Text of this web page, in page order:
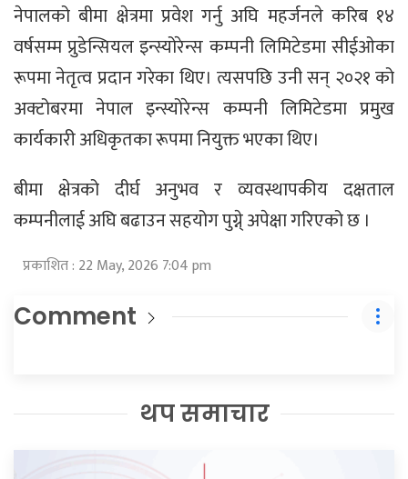
नेपालको बीमा क्षेत्रमा प्रवेश गर्नु अघि महर्जनले करिब १४
वर्षसम्म प्रुडेन्सियल इन्स्योरेन्स कम्पनी लिमिटेडमा सीईओका
रूपमा नेतृत्व प्रदान गरेका थिए। त्यसपछि उनी सन् २०२१ को
अक्टोबरमा नेपाल इन्स्योरेन्स कम्पनी लिमिटेडमा प्रमुख
कार्यकारी अधिकृतका रूपमा नियुक्त भएका थिए।
बीमा क्षेत्रको दीर्घ अनुभव र व्यवस्थापकीय दक्षताल
कम्पनीलाई अघि बढाउन सहयोग पुग्ने् अपेक्षा गरिएको छ ।
प्रकाशित : 22 May, 2026 7:04 pm
Comment
थप समाचार